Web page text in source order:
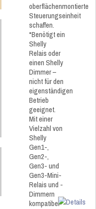
oberflächenmontierte
Steuerungseinheit
schaffen.
*Benötigt ein
Shelly
Relais oder
einen Shelly
Dimmer –
nicht für den
eigenständigen
Betrieb
geeignet.
Mit einer
Vielzahl von
Shelly
Gen1-,
Gen2-,
Gen3- und
Gen3-Mini-
Relais und -
Dimmern
kompatibel